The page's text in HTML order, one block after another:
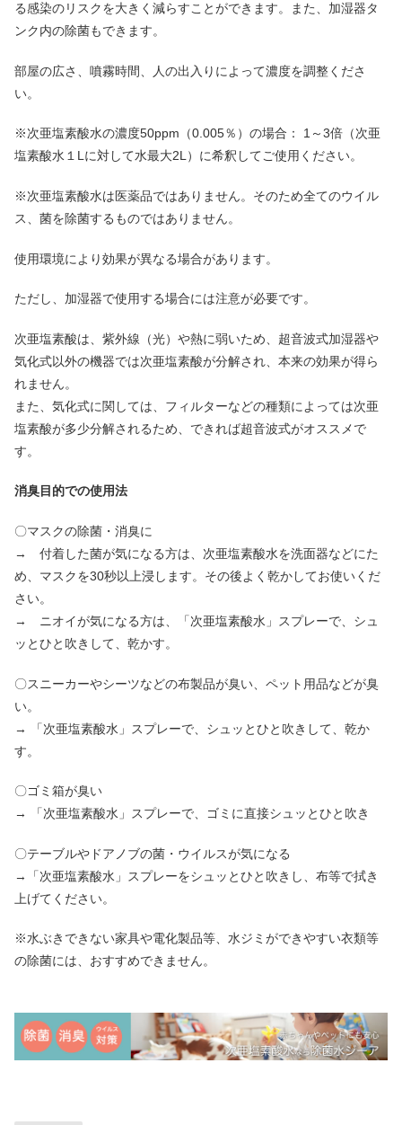
る感染のリスクを大きく減らすことができます。また、加湿器タ
ンク内の除菌もできます。
部屋の広さ、噴霧時間、人の出入りによって濃度を調整くださ
い。
※次亜塩素酸水の濃度50ppm（0.005％）の場合： 1～3倍（次亜
塩素酸水１Lに対して水最大2L）に希釈してご使用ください。
※次亜塩素酸水は医薬品ではありません。そのため全てのウイル
ス、菌を除菌するものではありません。
使用環境により効果が異なる場合があります。
ただし、加湿器で使用する場合には注意が必要です。
次亜塩素酸は、紫外線（光）や熱に弱いため、超音波式加湿器や
気化式以外の機器では次亜塩素酸が分解され、本来の効果が得ら
れません。
また、気化式に関しては、フィルターなどの種類によっては次亜
塩素酸が多少分解されるため、できれば超音波式がオススメで
す。
消臭目的での使用法
〇マスクの除菌・消臭に
→ 付着した菌が気になる方は、次亜塩素酸水を洗面器などにた
め、マスクを30秒以上浸します。その後よく乾かしてお使いくだ
さい。
→ ニオイが気になる方は、「次亜塩素酸水」スプレーで、シュ
ッとひと吹きして、乾かす。
〇スニーカーやシーツなどの布製品が臭い、ペット用品などが臭
い。
→ 「次亜塩素酸水」スプレーで、シュッとひと吹きして、乾か
す。
〇ゴミ箱が臭い
→ 「次亜塩素酸水」スプレーで、ゴミに直接シュッとひと吹き
〇テーブルやドアノブの菌・ウイルスが気になる
→「次亜塩素酸水」スプレーをシュッとひと吹きし、布等で拭き
上げてください。
※水ぶきできない家具や電化製品等、水ジミができやすい衣類等
の除菌には、おすすめできません。